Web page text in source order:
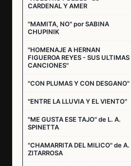
CARDENAL Y AMER
"MAMITA, NO" por SABINA
CHUPINIK
"HOMENAJE A HERNAN
FIGUEROA REYES - SUS ULTIMAS
CANCIONES"
"CON PLUMAS Y CON DESGANO"
"ENTRE LA LLUVIA Y EL VIENTO"
"ME GUSTA ESE TAJO" de L. A.
SPINETTA
"CHAMARRITA DEL MILICO" de A.
ZITARROSA